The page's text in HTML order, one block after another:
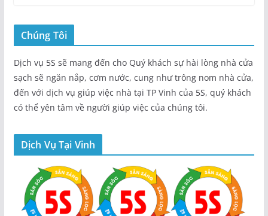
Chúng Tôi
Dịch vụ 5S sẽ mang đến cho Quý khách sự hài lòng nhà cửa
sạch sẽ ngăn nắp, cơm nước, cung như trông nom nhà cửa,
đến với dịch vụ giúp việc nhà tại TP Vinh của 5S, quý khách
có thể yên tâm về người giúp việc của chúng tôi.
Dịch Vụ Tại Vinh